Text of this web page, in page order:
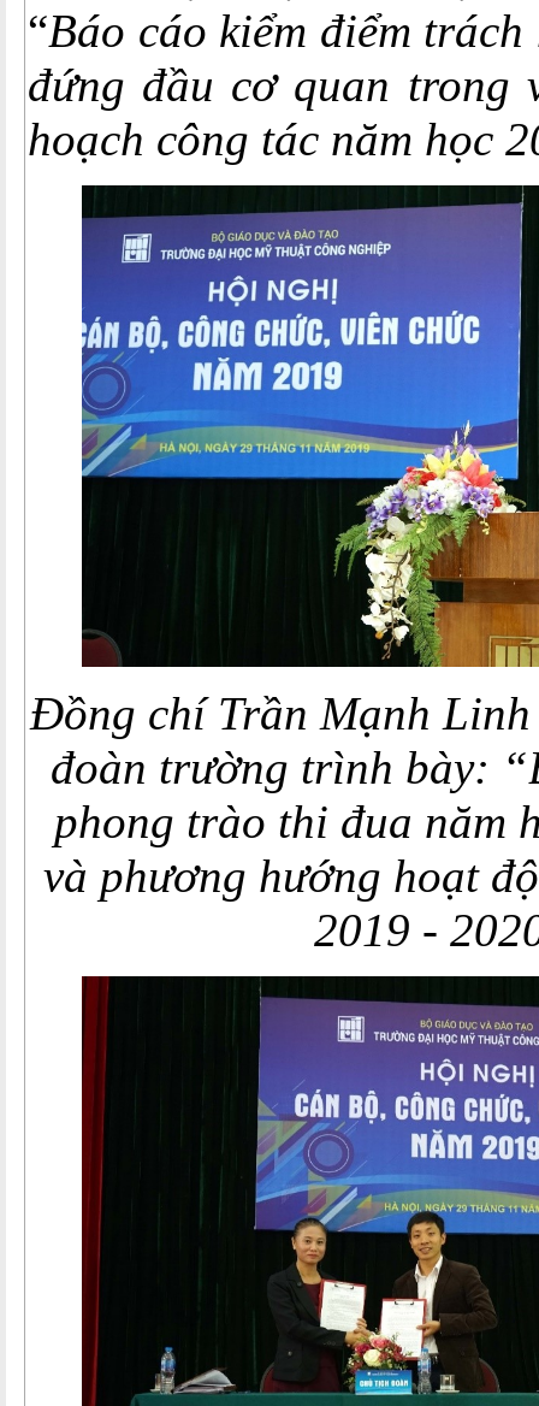
“Báo cáo kiểm điểm
đứng đầu cơ quan trong
hoạch công tác năm học
Đồng chí Trần Mạnh
đoàn trường trình bày:
phong trào thi đua năm
và phương hướng hoạt
2019 -